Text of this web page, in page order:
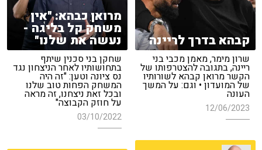
קבהא בדרך לריינה
שרון מימר, מאמן מכבי בני
ריינה, בתגובה להצטרפותו של
הקשר מרואן קבהא לשורותיו
של המועדון • וגם: על המשך
העונה
12/06/2023
מרואן כבהא: "אין
משחק קל בליגה -
נעשה את שלנו"
שחקן בני סכנין שיתף
בתחושותיו לאחר הניצחון נגד
נס ציונה וטען: "זה היה
המשחק הפחות טוב שלנו
ובכל זאת ניצחנו, זה מראה
על חוזק הקבוצה"
03/10/2022